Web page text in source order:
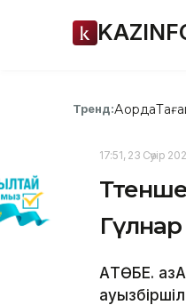
Тренд:Ақорда
17:51, 23 Сәуір
АҚТӨБЕ.